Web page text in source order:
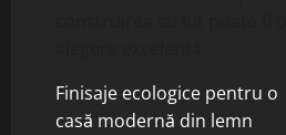
Finisaje ecologice pentru o
casă modernă din lemn